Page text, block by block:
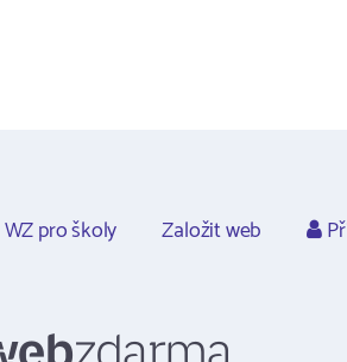
WZ pro školy Založit web